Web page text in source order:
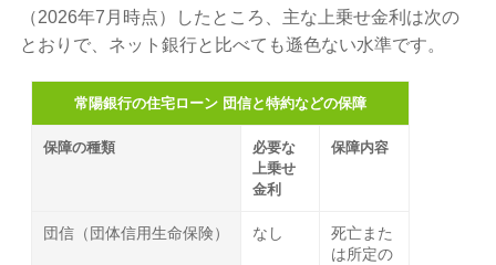
（2026年7月時点）したところ、主な上乗せ金利は次の
とおりで、ネット銀行と比べても遜色ない水準です。
常陽銀行の住宅ローン 団信と特約などの保障
保障の種類
必要な
上乗せ
金利
保障内容
団信（団体信用生命保険） なし
死亡また
は所定の